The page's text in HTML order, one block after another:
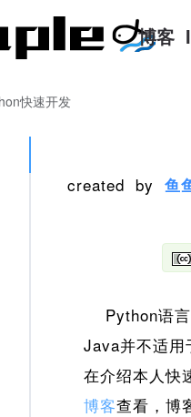
博客
快速开发
created by 鱼
Python语言
Java并不适用
在介绍本人快
博客查看，博